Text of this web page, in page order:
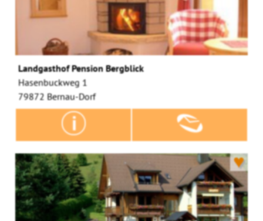
Landgasthof Pension Bergblick
Hasenbuckweg 1
79872 Bernau-Dorf
♥